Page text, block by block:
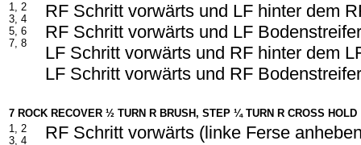
1, 2
3, 4
5, 6
7, 8
RF Schritt vorwärts und LF hinter dem
RF Schritt vorwärts und LF
LF Schritt vorwärts und RF hinter dem
LF Schritt vorwärts und RF
7 ROCK RECOVER ½ TURN R BRUSH, STEP ¼ TURN R CROSS HOLD
1, 2
3, 4
RF Schritt vorwärts (linke Ferse